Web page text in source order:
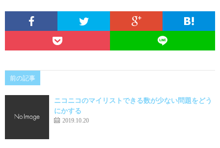
前の記事
ニコニコのマイリストできる数が少ない問題をどう
にかする
2019.10.20